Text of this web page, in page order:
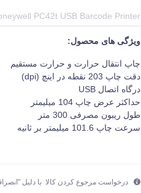
PC42t USB Barcode Printer
ویژگی های محصول:
چاپ انتقال حرارت و حرارت مستقیم
دقت چاپ 203 نقطه در اینچ (dpi)
درگاه اتصال USB
حداکثر عرض چاپ 104 میلیمتر
طول ریبون مصرفی 300 متر
سرعت چاپ 101.6 میلیمتر بر ثانیه
درخواست مرجوع کردن کالا با دلیل